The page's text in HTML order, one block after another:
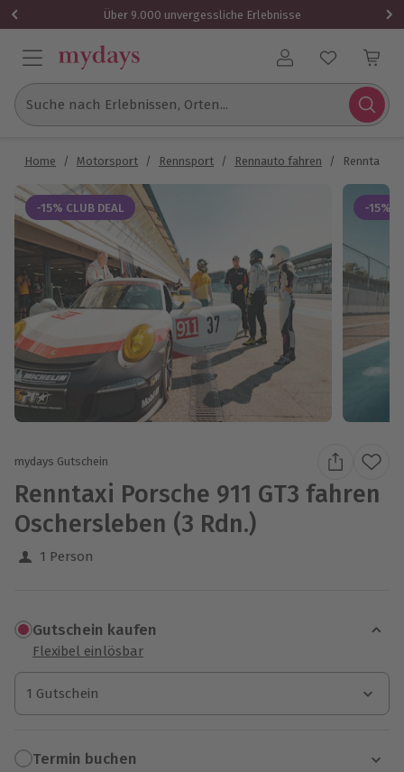
Über 9.000 unvergessliche Erlebnisse
Benutzerkonto
Suche nach Erlebnissen, Orten...
Home / Motorsport / Rennsport / Rennauto fahren / Renntaxi
-15% CLUB DEAL -15%
mydays Gutschein
Renntaxi Porsche 911 GT3 fahren
Oschersleben (3 Rdn.)
1 Person
Gutschein kaufen
Flexibel einlösbar
1 Gutschein
1 Gutschein
1 Gutschein
Termin buchen